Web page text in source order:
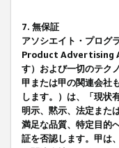
7. 無保証
アソシエイト・プログ
Product Advertising
す）および一切のテク
甲または甲の関連会社
します。）は、「現状
明示、黙示、法定また
満足な品質、特定目的
証を否認します。甲は